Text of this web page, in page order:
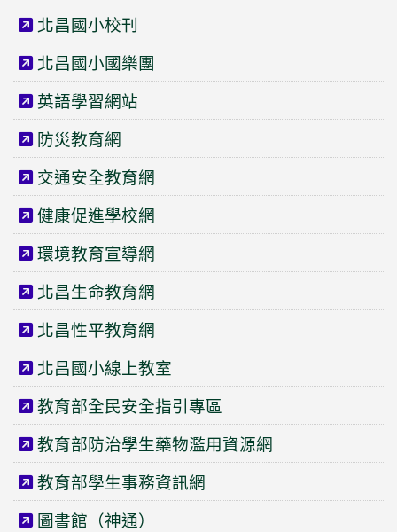
北昌國小校刊
北昌國小國樂團
英語學習網站
防災教育網
交通安全教育網
健康促進學校網
環境教育宣導網
北昌生命教育網
北昌性平教育網
北昌國小線上教室
教育部全民安全指引專區
教育部防治學生藥物濫用資源網
教育部學生事務資訊網
圖書館（神通）